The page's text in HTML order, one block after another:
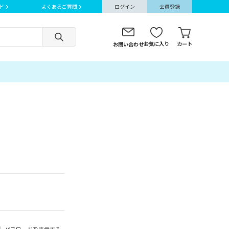
よくあるご質問 ログイン 会員登録
お問い合わせお気に入り カート